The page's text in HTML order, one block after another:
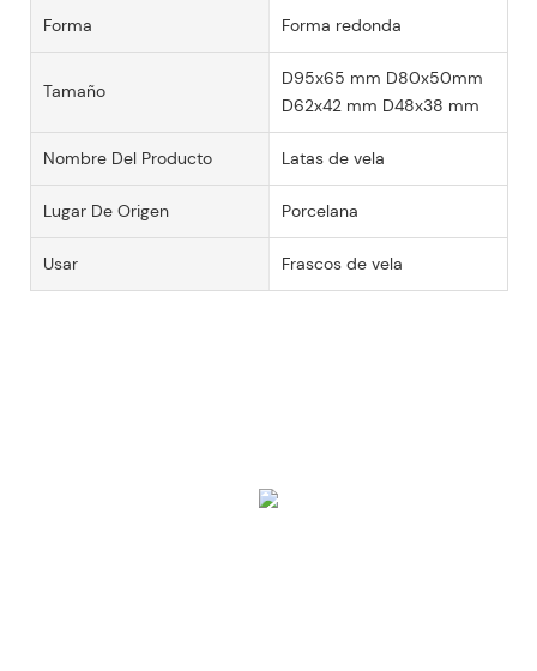
Forma Forma redonda
Tamaño
D95x65 mm D80x50mm
D62x42 mm D48x38 mm
Nombre Del Producto Latas de vela
Lugar De Origen Porcelana
Usar Frascos de vela